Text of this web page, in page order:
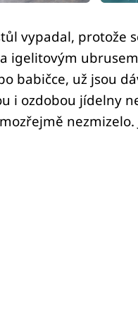
vypadal, protože
igelitovým
babičce, už jsou
i ozdobou jídelny
nezmizelo.